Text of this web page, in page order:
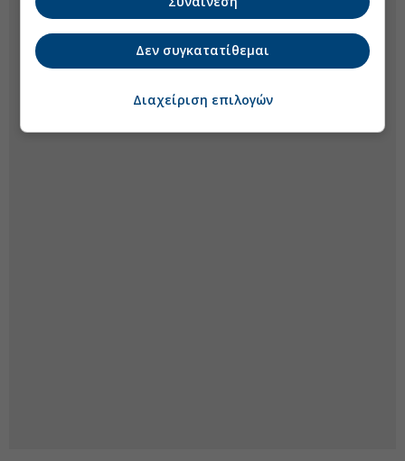
Δεν συγκατατίθεμαι
Διαχείριση επιλογών